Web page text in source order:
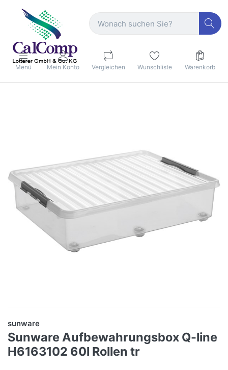
Menü Mein Konto Vergleichen Wunschliste Warenkorb
sunware
Sunware Aufbewahrungsbox Q-line
H6163102 60l Rollen tr